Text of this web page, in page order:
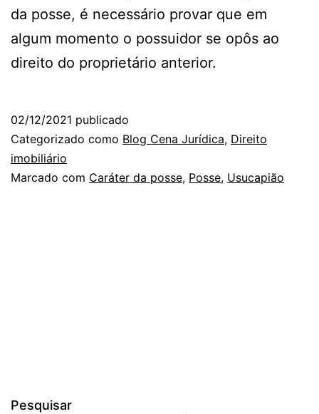
da posse, é necessário provar que em
algum momento o possuidor se opôs ao
direito do proprietário anterior.
02/12/2021 publicado
Categorizado como Blog Cena Jurídica, Direito
imobiliário
Marcado com Caráter da posse, Posse, Usucapião
Pesquisar